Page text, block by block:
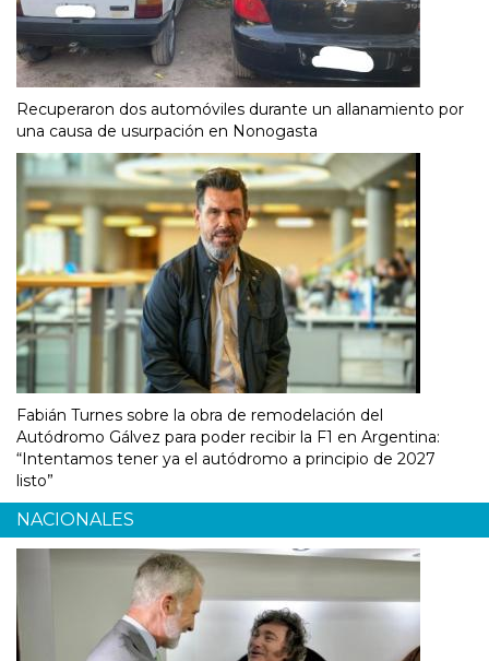
Recuperaron dos automóviles durante un allanamiento por
una causa de usurpación en Nonogasta
Fabián Turnes sobre la obra de remodelación del
Autódromo Gálvez para poder recibir la F1 en Argentina:
“Intentamos tener ya el autódromo a principio de 2027
listo”
NACIONALES